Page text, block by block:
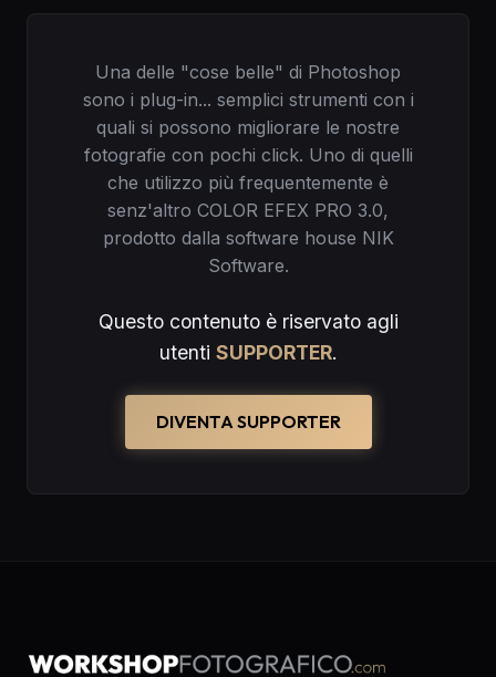
Una delle "cose belle" di Photoshop
sono i plug-in... semplici strumenti con i
quali si possono migliorare le nostre
fotografie con pochi click. Uno di quelli
che utilizzo più frequentemente è
senz'altro COLOR EFEX PRO 3.0,
prodotto dalla software house NIK
Software.
Questo contenuto è riservato agli
utenti SUPPORTER.
DIVENTA SUPPORTER